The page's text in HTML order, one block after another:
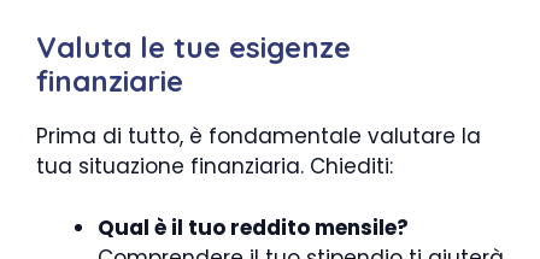
Valuta le tue esigenze
finanziarie
Prima di tutto, è fondamentale valutare la
tua situazione finanziaria. Chiediti:
Qual è il tuo reddito mensile?